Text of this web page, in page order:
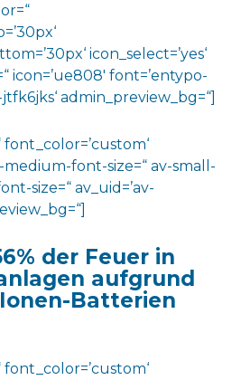
icon_select=’yes‘
icon=’ue808′ font=’entypo-
admin_preview_bg=“]
medium-font-size=“ av-small-
size=“ av_uid=’av-
der Feuer in
aufgrund
Batterien